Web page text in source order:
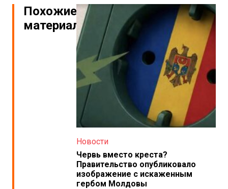
Похожие
материалы
Новости
Червь вместо креста?
Правительство опубликовало
изображение с искаженным
гербом Молдовы